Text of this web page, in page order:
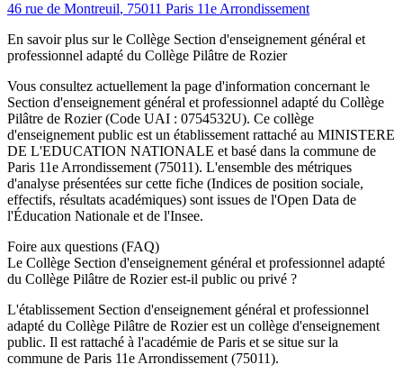
46 rue de Montreuil, 75011 Paris 11e Arrondissement
En savoir plus sur le Collège Section d'enseignement général et
professionnel adapté du Collège Pilâtre de Rozier
Vous consultez actuellement la page d'information concernant le
Section d'enseignement général et professionnel adapté du Collège
Pilâtre de Rozier(Code UAI : 0754532U). Ce collège
d'enseignement public est un établissement rattaché au MINISTERE
DE L'EDUCATION NATIONALE et basé dans la commune de
Paris 11e Arrondissement (75011). L'ensemble des métriques
d'analyse présentées sur cette fiche (Indices de position sociale,
effectifs, résultats académiques) sont issues de l'Open Data de
l'Éducation Nationale et de l'Insee.
Foire aux questions (FAQ)
Le Collège Section d'enseignement général et professionnel adapté
du Collège Pilâtre de Rozier est-il public ou privé ?
L'établissement Section d'enseignement général et professionnel
adapté du Collège Pilâtre de Rozier est un collège d'enseignement
public. Il est rattaché à l'académie de Paris et se situe sur la
commune de Paris 11e Arrondissement (75011).